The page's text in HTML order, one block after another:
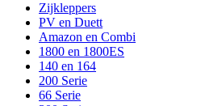
Zijkleppers
PV en Duett
Amazon en Combi
1800 en 1800ES
140 en 164
200 Serie
66 Serie